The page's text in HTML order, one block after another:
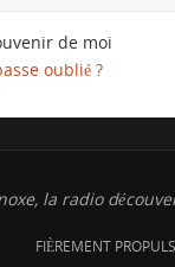
de moi
oublié ?
la radio
FIÈREMENT